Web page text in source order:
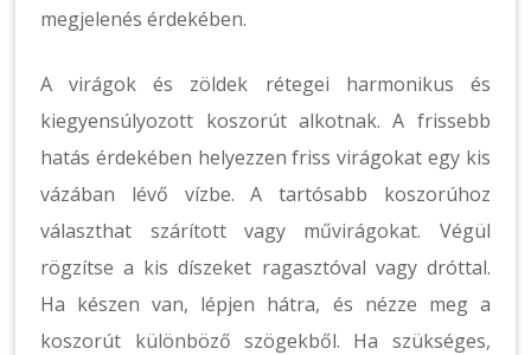
megjelenés érdekében.
A virágok és zöldek rétegei harmonikus és
kiegyensúlyozott koszorút alkotnak. A frissebb
hatás érdekében helyezzen friss virágokat egy kis
vázában lévő vízbe. A tartósabb koszorúhoz
választhat szárított vagy művirágokat. Végül
rögzítse a kis díszeket ragasztóval vagy dróttal.
Ha készen van, lépjen hátra, és nézze meg a
koszorút különböző szögekből. Ha szükséges,